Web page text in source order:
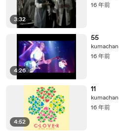
3:32
16 年前
4:26
55
kumachan
16 年前
4:52
11
kumachan
16 年前